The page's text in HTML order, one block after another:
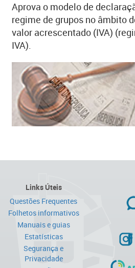
Aprova o modelo de
regime de grupos no âmbito
valor acrescentado (IVA)
IVA).
Links Úteis
Questões Frequentes
Folhetos informativos
Manuais e guias
Estatísticas
Segurança e
Privacidade